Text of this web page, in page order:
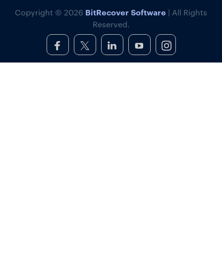
Copyright © 2026 BitRecover Software | All Rights
Reserved.